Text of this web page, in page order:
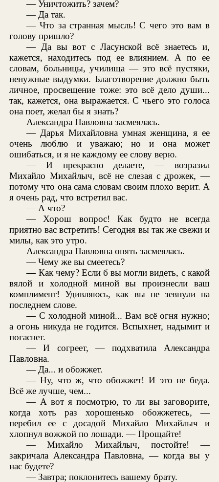
— Уничтожить? зачем?
— Да так.
— Что за странная мысль! С чего это вам в
голову пришло?
— Да вы вот с Ласунской всё знаетесь и,
кажется, находитесь под ее влиянием. А по ее
словам, больницы, училища — это всё пустяки,
ненужные выдумки. Благотворение должно быть
личное, просвещение тоже: это всё дело души...
так, кажется, она выражается. С чьего это голоса
она поет, желал бы я знать?
Александра Павловна засмеялась.
— Дарья Михайловна умная женщина, я ее
очень люблю и уважаю; но и она может
ошибаться, и я не каждому ее слову верю.
— И прекрасно делаете, — возразил
Михайло Михайлыч, всё не слезая с дрожек, —
потому что она сама словам своим плохо верит. А
я очень рад, что встретил вас.
— А что?
— Хорош вопрос! Как будто не всегда
приятно вас встретить! Сегодня вы так же свежи и
милы, как это утро.
Александра Павловна опять засмеялась.
— Чему же вы смеетесь?
— Как чему? Если б вы могли видеть, с какой
вялой и холодной миной вы произнесли ваш
комплимент! Удивляюсь, как вы не зевнули на
последнем слове.
— С холодной миной... Вам всё огня нужно;
а огонь никуда не годится. Вспыхнет, надымит и
погаснет.
— И согреет, — подхватила Александра
Павловна.
— Да... и обожжет.
— Ну, что ж, что обожжет! И это не беда.
Всё же лучше, чем...
— А вот я посмотрю, то ли вы заговорите,
когда хоть раз хорошенько обожжетесь, —
перебил ее с досадой Михайло Михайлыч и
хлопнул вожжой по лошади. — Прощайте!
— Михайло Михайлыч, постойте! —
закричала Александра Павловна, — когда вы у
нас будете?
— Завтра; поклонитесь вашему брату.